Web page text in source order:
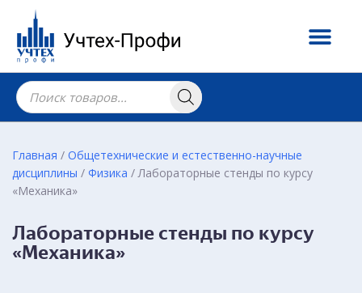
Главная / Общетехнические и естественно-научные
дисциплины / Физика / Лабораторные стенды по курсу
«Механика»
Лабораторные стенды по курсу
«Механика»